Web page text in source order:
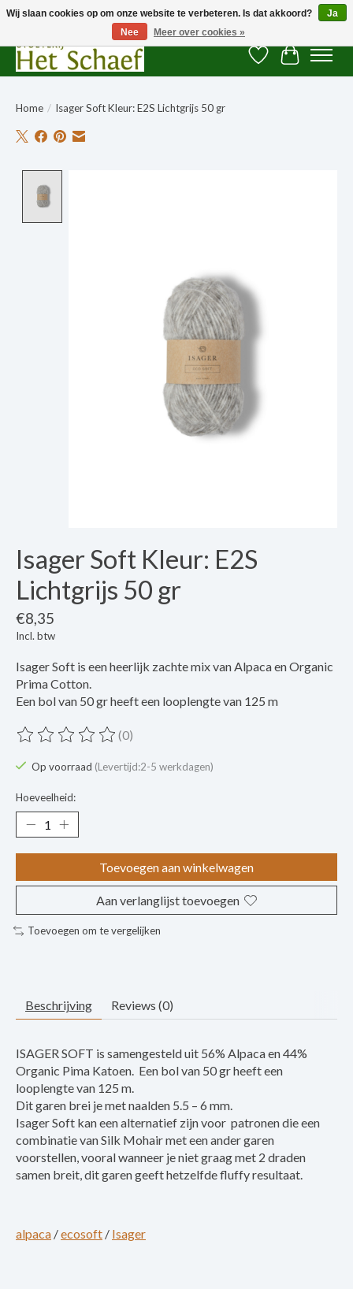
Verlanglijst
Home / Isager Soft Kleur: E2S Lichtgrijs 50 gr
Isager Soft Kleur: E2S
Lichtgrijs 50 gr
€8,35
Incl. btw
Isager Soft is een heerlijk zachte mix van Alpaca en Organic
Prima Cotton.
Een bol van 50 gr heeft een looplengte van 125 m
De beoordeling van dit product is
(0)
Op voorraad (Levertijd:2-5 werkdagen)
Hoeveelheid:
Toevoegen aan winkelwagen
Aan verlanglijst toevoegen
Toevoegen om te vergelijken
Beschrijving Reviews (0)
ISAGER SOFT is samengesteld uit 56% Alpaca en 44%
Organic Pima Katoen. Een bol van 50 gr heeft een
looplengte van 125 m.
Dit garen brei je met naalden 5.5 – 6 mm.
Isager Soft kan een alternatief zijn voor patronen die een
combinatie van Silk Mohair met een ander garen
voorstellen, vooral wanneer je niet graag met 2 draden
samen breit, dit garen geeft hetzelfde fluffy resultaat.
alpaca /ecosoft / Isager
Wij slaan cookies op om onze website te verbeteren. Is dat akkoord?
Ja
Nee
Meer over cookies »